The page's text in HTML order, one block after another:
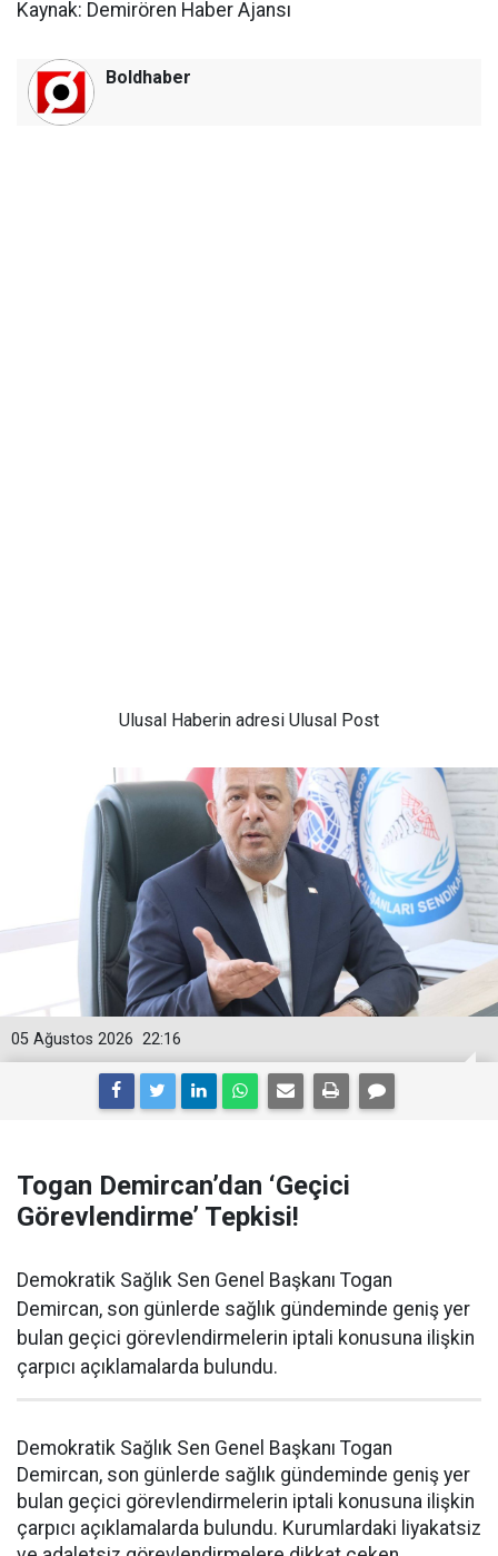
Kaynak: Demirören Haber Ajansı
Boldhaber
Ulusal Haberin adresi Ulusal Post
22:16
05 Ağustos 2026
Togan Demircan’dan ‘Geçici
Görevlendirme’ Tepkisi!
Demokratik Sağlık Sen Genel Başkanı Togan
Demircan, son günlerde sağlık gündeminde geniş yer
bulan geçici görevlendirmelerin iptali konusuna ilişkin
çarpıcı açıklamalarda bulundu.
Demokratik Sağlık Sen Genel Başkanı Togan
Demircan, son günlerde sağlık gündeminde geniş yer
bulan geçici görevlendirmelerin iptali konusuna ilişkin
çarpıcı açıklamalarda bulundu. Kurumlardaki liyakatsiz